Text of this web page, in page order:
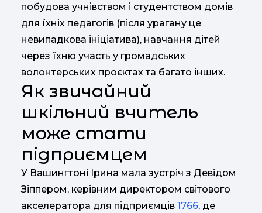
побудова учнівством і студентством домів
для їхніх педагогів (після урагану це
невипадкова ініціатива), навчання дітей
через їхню участь у громадських
волонтерських проєктах та багато інших.
Як звичайний
шкільний вчитель
може стати
підприємцем
У Вашингтоні Ірина мала зустріч з Девідом
Зіппером, керівним директором світового
акселератора для підприємців 1766, де